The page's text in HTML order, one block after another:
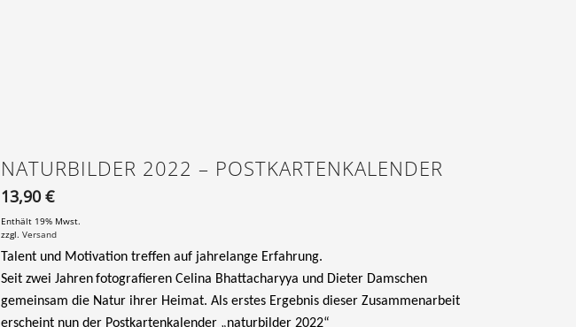
NATURBILDER 2022 – POSTKARTENKALENDER
13,90€
Enthält 19% Mwst.
zzgl.Versand
Talent und Motivationtreffen auf jahrelange Erfahrung.
Seit zwei Jahren fotografieren Celina Bhattacharyya und Dieter Damschen
gemeinsam die Natur ihrer Heimat.Alserstes Ergebnis dieser Zusammenarbeit
erscheint nun der Postkartenkalender „naturbilder 2022“